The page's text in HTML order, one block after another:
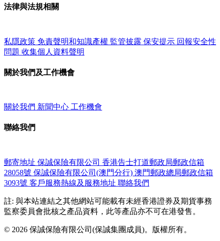
法律與法規相關
私隱政策 免責聲明和知識產權 監管披露 保安提示 回報安全性
問題 收集個人資料聲明
關於我們及工作機會
關於我們 新聞中心 工作機會
聯絡我們
郵寄地址 保誠保險有限公司 香港告士打道郵政局郵政信箱
28058號 保誠保險有限公司(澳門分行) 澳門郵政總局郵政信箱
3093號 客戶服務熱線及服務地址 聯絡我們
註: 與本站連結之其他網站可能載有未經香港證券及期貨事務
監察委員會批核之產品資料，此等產品亦不可在港發售。
© 2026 保誠保險有限公司(保誠集團成員)。版權所有。